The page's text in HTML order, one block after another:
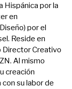
Hispánica por la
en
por el
Reside en
Director Creativo
Al mismo
creación
su labor de